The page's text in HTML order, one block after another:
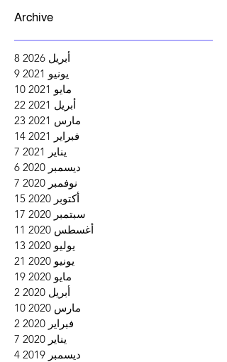
Archive
أبريل 2026 8
يونيو 2021
9
مايو 2021
10
أبريل 2021
22
مارس 2021
23
فبراير 2021
14
يناير 2021
7
ديسمبر 2020
6
نوفمبر 2020
7
أكتوبر 2020
15
سبتمبر 2020
17
أغسطس 2020
11
يوليو 2020
13
يونيو 2020
21
مايو 2020
19
أبريل 2020
2
مارس 2020
10
فبراير 2020
2
يناير 2020
7
ديسمبر 2019
4